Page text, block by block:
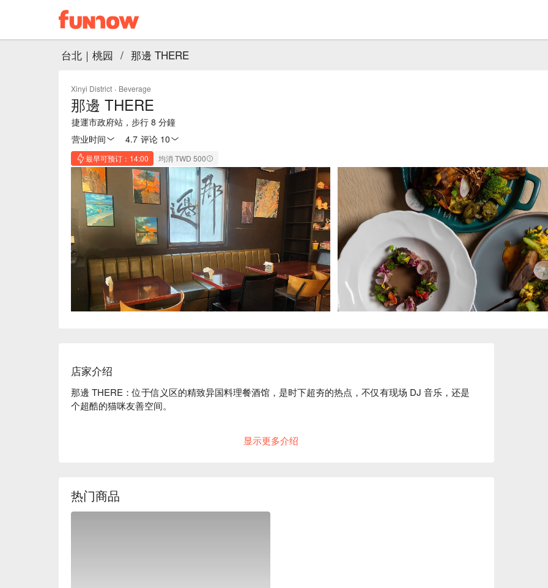
台北｜桃园 / 那邊 THERE
Xinyi District · Beverage
那邊 THERE
捷運市政府站，步行 8 分鐘
营业时间
4.7 评论 10
最早可预订：14:00 均消 TWD 500
店家介绍
那邊 THERE：位于信义区的精致异国料理餐酒馆，是时下超夯的热点，不仅有现场 DJ 音乐，还是
个超酷的猫咪友善空间。
的时髦人群。伴随着现场 DJ 的音乐，无论是朋友聚会还是情侣约会，这里的氛围都刚刚好，chill
本风味，道道都是惊喜。但真正的魔法在于餐酒搭配——这里的调酒水准超高，玄米、桂花、伯爵
茶等独特风味与美食完美融合，绝对让你惊艳。
显示更多介绍
热门商品